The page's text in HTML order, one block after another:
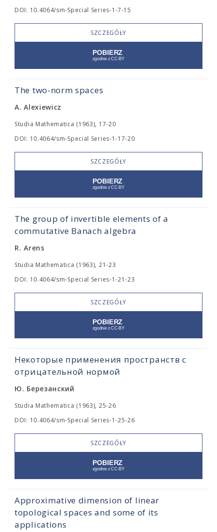
DOI: 10.4064/sm-Special Series-1-7-15
SZCZEGÓŁY
The two-norm spaces
A. Alexiewicz
Studia Mathematica (1963), 17-20
DOI: 10.4064/sm-Special Series-1-17-20
SZCZEGÓŁY
The group of invertible elements of a
commutative Banach algebra
R. Arens
Studia Mathematica (1963), 21-23
DOI: 10.4064/sm-Special Series-1-21-23
SZCZEGÓŁY
Некоторые применения пространств с
отрицательной нормой
Ю. Березанский
Studia Mathematica (1963), 25-26
DOI: 10.4064/sm-Special Series-1-25-26
SZCZEGÓŁY
Approximative dimension of linear
topological spaces and some of its
applications